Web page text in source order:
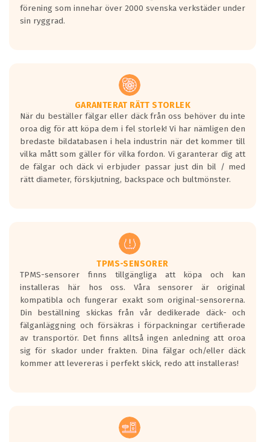
förening som innehar över 2000 svenska verkstäder under
sin ryggrad.
GARANTERAT RÄTT STORLEK
När du beställer fälgar eller däck från oss behöver du inte
oroa dig för att köpa dem i fel storlek! Vi har nämligen den
bredaste bildatabasen i hela industrin när det kommer till
vilka mått som gäller för vilka fordon. Vi garanterar dig att
de fälgar och däck vi erbjuder passar just din bil / med
rätt diameter, förskjutning, backspace och bultmönster.
TPMS-SENSORER
TPMS-sensorer finns tillgängliga att köpa och kan
installeras här hos oss. Våra sensorer är original
kompatibla och fungerar exakt som original-sensorerna.
Din beställning skickas från vår dedikerade däck- och
fälganläggning och försäkras i förpackningar certifierade
av transportör. Det finns alltså ingen anledning att oroa
sig för skador under frakten. Dina fälgar och/eller däck
kommer att levereras i perfekt skick, redo att installeras!